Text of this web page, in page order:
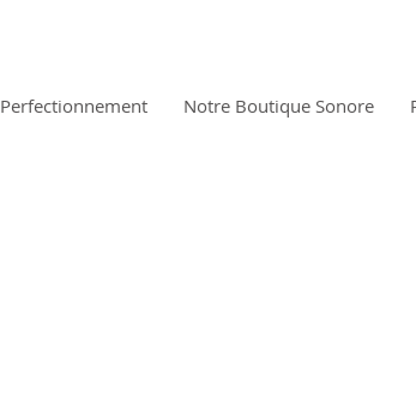
Perfectionnement Notre Boutique Sonore